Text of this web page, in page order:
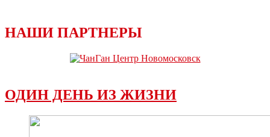
НАШИ ПАРТНЕРЫ
ОДИН ДЕНЬ ИЗ ЖИЗНИ